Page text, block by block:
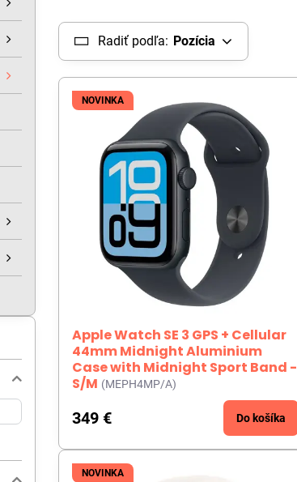
Radiť podľa: Pozícia
NOVINKA
Apple Watch SE 3 GPS + Cellular
44mm Midnight Aluminium
Case with Midnight Sport Band -
S/M (MEPH4MP/A)
349 € Do košíka
NOVINKA